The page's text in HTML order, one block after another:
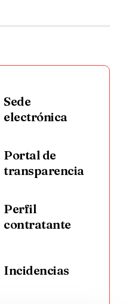
Sede
electrónica
Portal de
transparencia
Perfil
contratante
Incidencias